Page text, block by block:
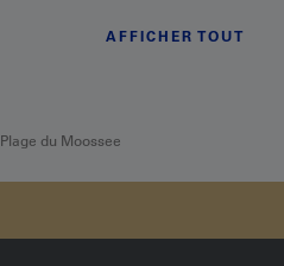
AFFICHER TOUT
Plage du Moossee